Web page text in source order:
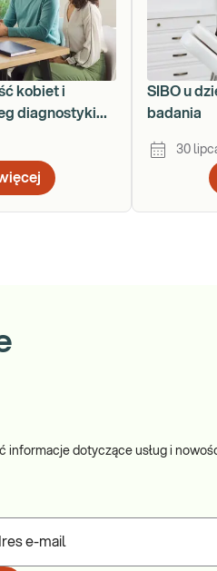
kobiet i
diagnostyki
SIBO u
badania
30
informacje dotyczące usług i
e-mail